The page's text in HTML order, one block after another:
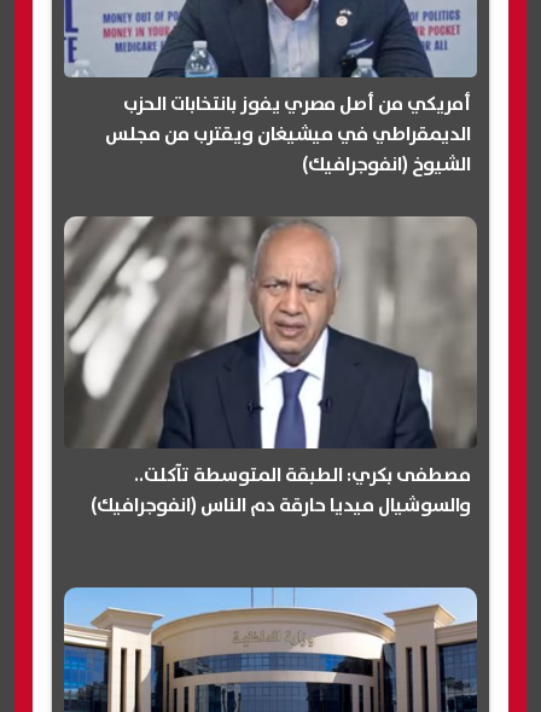
أمريكي من أصل مصري يفوز بانتخابات الحزب
الديمقراطي في ميشيغان ويقترب من مجلس
الشيوخ (انفوجرافيك)
مصطفى بكري: الطبقة المتوسطة تآكلت..
والسوشيال ميديا حارقة دم الناس (انفوجرافيك)